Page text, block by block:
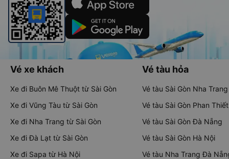
Vé xe khách
Xe đi Buôn Mê Thuột từ Sài Gòn
Xe đi Vũng Tàu từ Sài Gòn
Xe đi Nha Trang từ Sài Gòn
Xe đi Đà Lạt từ Sài Gòn
Xe đi Sapa từ Hà Nội
Vé tàu hỏa
Vé tàu Sài Gòn Nha Trang
Vé tàu Sài Gòn Phan Thiết
Vé tàu Sài Gòn Đà Nẵng
Vé tàu Sài Gòn Hà Nội
Vé tàu Nha Trang Đà